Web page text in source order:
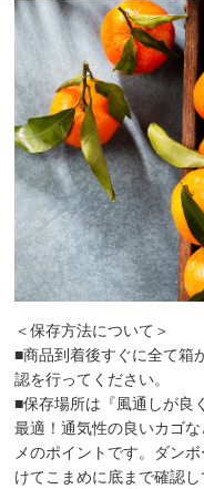
＜保存方法について＞
■商品到着後すぐに全て箱
認を行ってください。
■保存場所は『風通しが良
最適！通気性の良いカゴ
メのポイントです。ダン
けてこまめに底まで確認